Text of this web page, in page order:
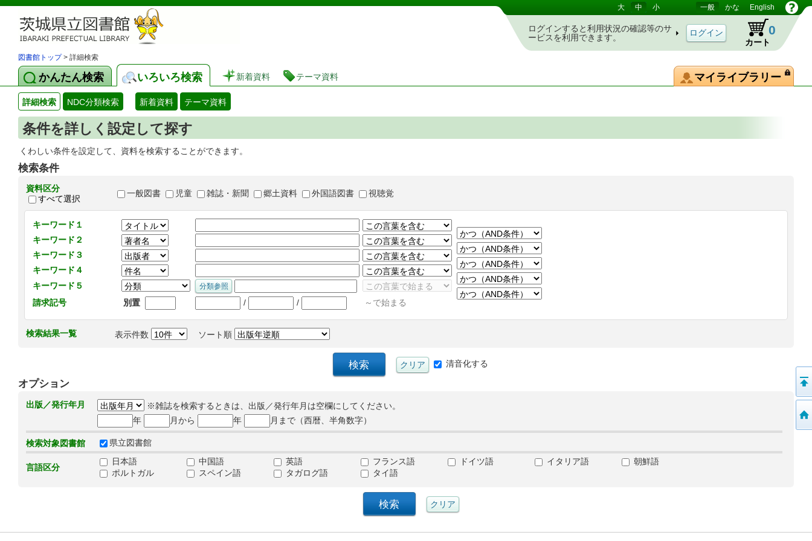
茨城県立図書館 蔵書検索・予約システム 大 中 小 一般 かな English
ログインすると利用状況の確認等のサ
ービスを利用できます。
カート
0
図書館トップ> 詳細検索
かんたん検索 いろいろ検索 新着資料 テーマ資料 マイライブラリー
詳細検索 NDC分類検索 新着資料 テーマ資料
条件を詳しく設定して探す
くわしい条件を設定して、資料を検索することができます。
検索条件
資料区分
すべて選択
一般図書 児童 雑誌・新聞 郷土資料 外国語図書 視聴覚
キーワード１
キーワード２
キーワード３
キーワード４
キーワード５
請求記号
別置 / / ～で始まる
検索結果一覧 表示件数 ソート順
清音化する
オプション
出版／発行年月
※雑誌を検索するときは、出版／発行年月は空欄にしてください。
年
月から 年 月まで（西暦、半角数字）
検索対象図書館 県立図書館
言語区分
日本語 中国語 英語 フランス語 ドイツ語 イタリア語
朝鮮語
ポルトガル
スペイン語 タガログ語 タイ語